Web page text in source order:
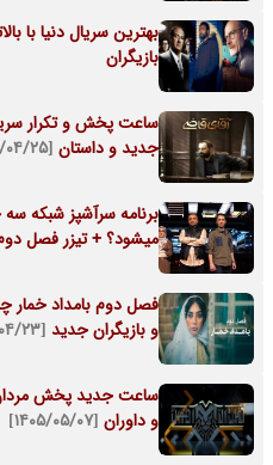
بازیگران
ساعت پخش و تکرار
جدید و داستان [۱۴۰۵/۰۴/۲۵]
برنامه سرآشپز شبکه
میشود؟ + تیزر فصل
فصل دوم بامداد خمار
و بازیگران جدید [۱۴۰۵/۰۴/۲۳]
و داوران [۱۴۰۵/۰۵/۰۷]